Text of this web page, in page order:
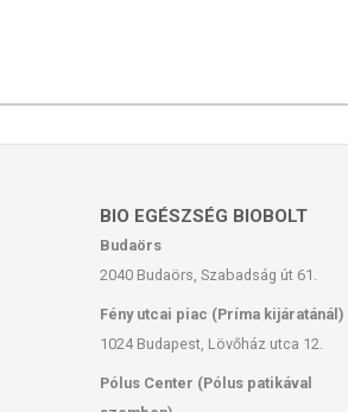
BIO EGÉSZSÉG BIOBOLT
Budaörs
2040 Budaörs, Szabadság út 61.
Fény utcai piac (Príma kijáratánál)
1024 Budapest, Lövőház utca 12.
Pólus Center (Pólus patikával